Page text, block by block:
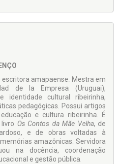
escritora amapaense. Mestra em
de la Empresa (Uruguai),
identidade cultural ribeirinha,
pedagógicas. Possui artigos
e cultura ribeirinha. É
Os Contos da Mãe Velha, de
e de obras voltadas à
amazônicas. Servidora
na docência, coordenação
e gestão pública.